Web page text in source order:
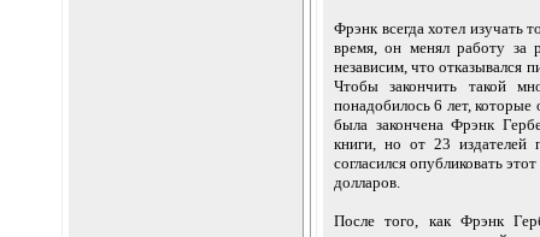
Фрэнк всегда хотел изучать
время, он менял работу за
независим, что отказывался
Чтобы закончить такой
понадобилось 6 лет,
была закончена Фрэнк
книги, но от 23 издателей
согласился опубликовать
долларов.
После того, как Фрэнк